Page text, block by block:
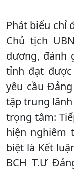
Phát biểu chỉ
Chủ tịch
dương, đánh
tỉnh đạt
yêu cầu
tập trung
trọng tâm:
hiện nghiêm
biệt là Kết
BCH T.Ư